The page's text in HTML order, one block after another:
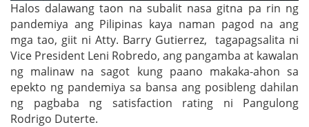
Halos dalawang taon na subalit nasa gitna pa rin ng
pandemiya ang Pilipinas kaya naman pagod na ang
mga tao, giit ni Atty. Barry Gutierrez, tagapagsalita ni
Vice President Leni Robredo, ang pangamba at kawalan
ng malinaw na sagot kung paano makaka-ahon sa
epekto ng pandemiya sa bansa ang posibleng dahilan
ng pagbaba ng satisfaction rating ni Pangulong
Rodrigo Duterte.